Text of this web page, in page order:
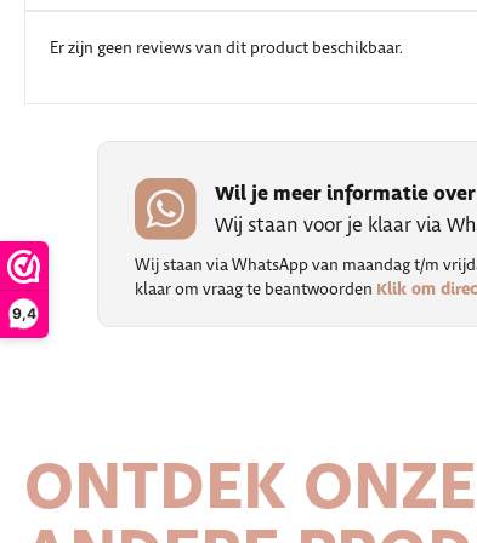
9,4
Er zijn geen reviews van dit product beschikbaar.
Wil je meer informatie
Wij staan voor je klaar via
Wij staan via WhatsApp van maandag t/m
klaar om vraag te beantwoorden Klik om
ONTDEK ONZE